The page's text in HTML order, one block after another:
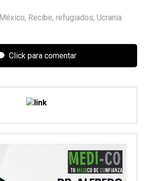
México, Recibe, refugiados, Ucrania
Click para comentar